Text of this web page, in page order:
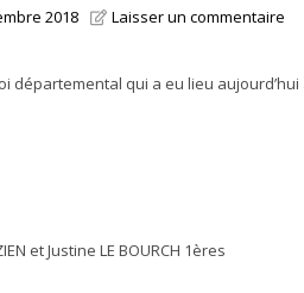
2018 Laisser un commentaire
départemental qui a eu lieu aujourd’hui
et Justine LE BOURCH 1ères